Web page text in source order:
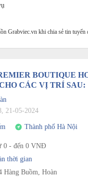
Grabviec.vn khi chia sẻ tin tuyển
BOUTIQUE
CÁC VỊ TRÍ SAU:
21-05-2024
Thành phố Hà Nội
0 - đến 0 VNĐ
thời gian
Hàng Buồm, Hoàn